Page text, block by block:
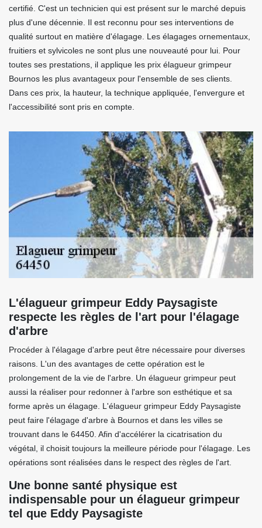
certifié. C'est un technicien qui est présent sur le marché depuis
plus d'une décennie. Il est reconnu pour ses interventions de
qualité surtout en matière d'élagage. Les élagages ornementaux,
fruitiers et sylvicoles ne sont plus une nouveauté pour lui. Pour
toutes ses prestations, il applique les prix élagueur grimpeur
Bournos les plus avantageux pour l'ensemble de ses clients.
Dans ces prix, la hauteur, la technique appliquée, l'envergure et
l'accessibilité sont pris en compte.
L'élagueur grimpeur Eddy Paysagiste
respecte les règles de l'art pour l'élagage
d'arbre
Procéder à l'élagage d'arbre peut être nécessaire pour diverses
raisons. L'un des avantages de cette opération est le
prolongement de la vie de l'arbre. Un élagueur grimpeur peut
aussi la réaliser pour redonner à l'arbre son esthétique et sa
forme après un élagage. L'élagueur grimpeur Eddy Paysagiste
peut faire l'élagage d'arbre à Bournos et dans les villes se
trouvant dans le 64450. Afin d'accélérer la cicatrisation du
végétal, il choisit toujours la meilleure période pour l'élagage. Les
opérations sont réalisées dans le respect des règles de l'art.
Une bonne santé physique est
indispensable pour un élagueur grimpeur
tel que Eddy Paysagiste